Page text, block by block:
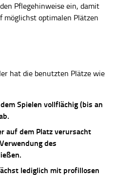
Pflegehinweise ein, damit
möglichst optimalen Plätzen
hat die benutzten Plätze wie
Spielen vollflächig (bis an
auf dem Platz verursacht
des
lediglich mit profillosen